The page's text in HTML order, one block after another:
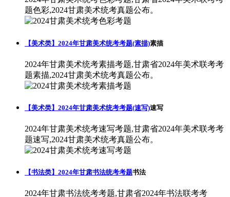
题色彩,2024甘肃美术统考真题公布。
【美术类】2024年甘肃美术统考考题(素描)素描
2024年甘肃美术统考素描考题,甘肃省2024年美术联考考
题素描,2024甘肃美术统考真题公布。
【美术类】2024年甘肃美术统考考题(速写)速写
2024年甘肃美术统考速写考题,甘肃省2024年美术联考考
题速写,2024甘肃美术统考真题公布。
【书法类】2024年甘肃书法统考考题书法
2024年甘肃书法统考考题,甘肃省2024年书法联考考